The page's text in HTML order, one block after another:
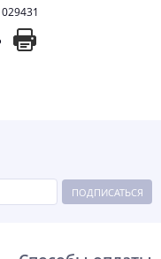
029431
ПОДПИСАТЬСЯ